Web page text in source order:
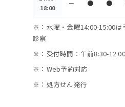
18:00
－ ● ●
※：水曜・金曜14:00-15:00は
診察
※：受付時間：午前8:30-
※：Web予約対応
※：処方せん発行